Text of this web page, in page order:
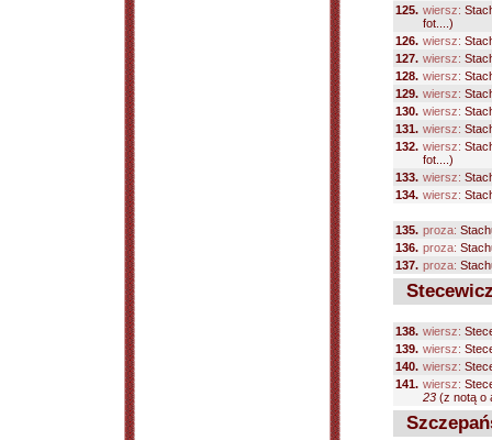
125. wiersz:
fot....)
126. wiersz:
127. wiersz:
128. wiersz:
129. wiersz:
130. wiersz:
131. wiersz:
132. wiersz:
fot....)
133. wiersz:
134. wiersz:
135. proza:
136. proza:
137. proza:
138. wiersz:
139. wiersz:
140. wiersz:
141. wiersz:
23 (z notą o